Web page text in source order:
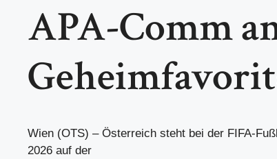
APA-Comm
Wien (OTS) – Österreich steht bei der FIFA-
2026 auf der